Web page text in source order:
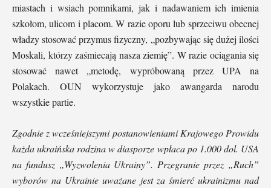
miastach i wsiach pomnikami, jak i nadawaniem ich imienia
szkołom, ulicom i placom. W razie oporu lub sprzeciwu obecnej
władzy stosować przymus fizyczny, „pozbywając się dużej ilości
Moskali, którzy zaśmiecają nasza ziemię”. W razie ociągania się
stosować nawet „metodę, wypróbowaną przez UPA na
Polakach. OUN wykorzystuje jako awangarda narodu
wszystkie partie.
Zgodnie z wcześniejszymi postanowieniami Krajowego Prowidu
każda ukraińska rodzina w diasporze wpłaca po 1.000 dol. USA
na fundusz „Wyzwolenia Ukrainy”. Przegranie przez „Ruch”
wyborów na Ukrainie uważane jest za śmierć ukrainizmu nad